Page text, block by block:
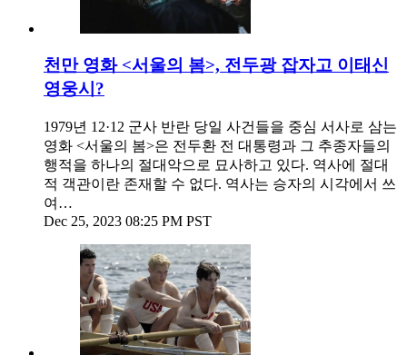
천만 영화 <서울의 봄>, 전두광 잡자고 이태신
영웅시?
1979년 12·12 군사 반란 당일 사건들을 중심 서사로 삼는
영화 <서울의 봄>은 전두환 전 대통령과 그 추종자들의
행적을 하나의 절대악으로 묘사하고 있다. 역사에 절대
적 객관이란 존재할 수 없다. 역사는 승자의 시각에서 쓰
여…
Dec 25, 2023 08:25 PM PST